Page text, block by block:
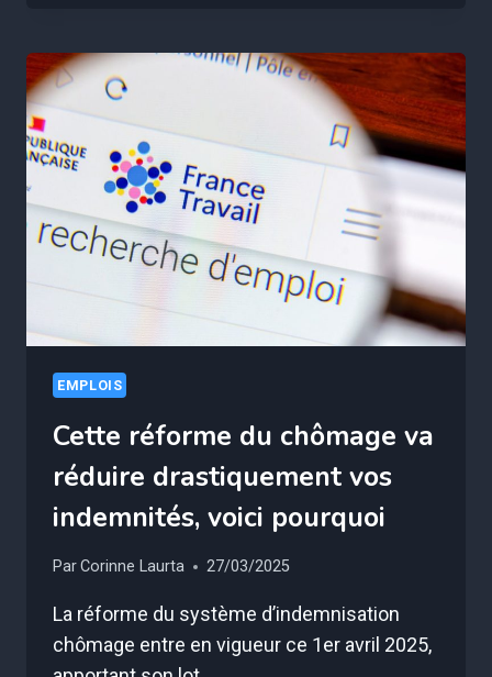
DANGER
CAUSE
DES
RESTRICTIONS
BUDGÉTAIRES
!
EMPLOIS
Cette réforme du chômage va
réduire drastiquement vos
indemnités, voici pourquoi
ParCorinne Laurta 27/03/2025
La réforme du système d’indemnisation
chômage entre en vigueur ce 1er avril 2025,